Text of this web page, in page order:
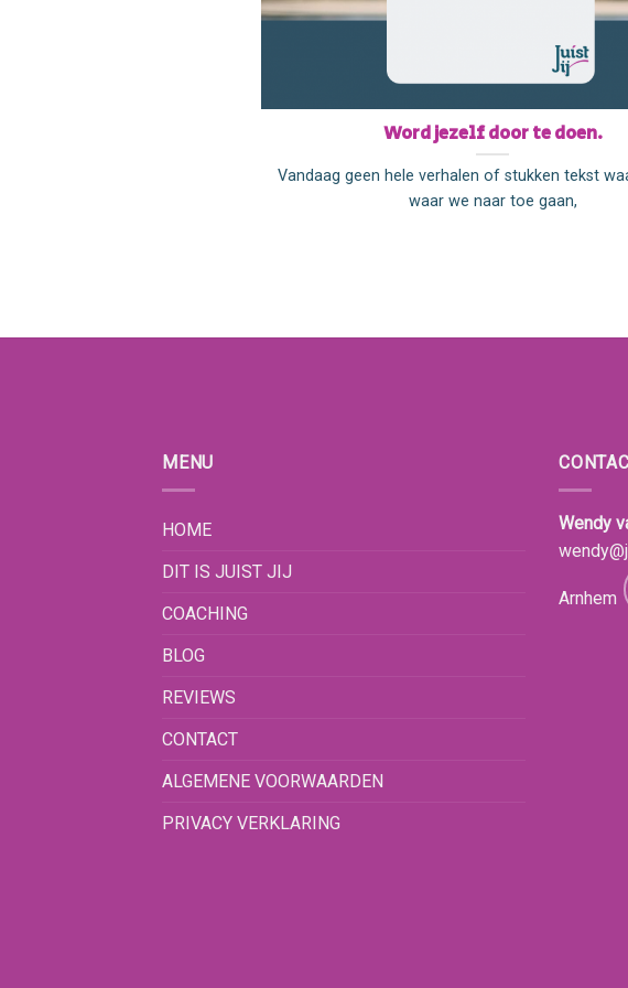
Word jezelf door te doen.
Vandaag geen hele verhalen of stukken tekst
waar we naar toe gaan,
MENU
HOME
DIT IS JUIST JIJ
COACHING
BLOG
REVIEWS
CONTACT
ALGEMENE VOORWAARDEN
PRIVACY VERKLARING
Wendy
Arnhem